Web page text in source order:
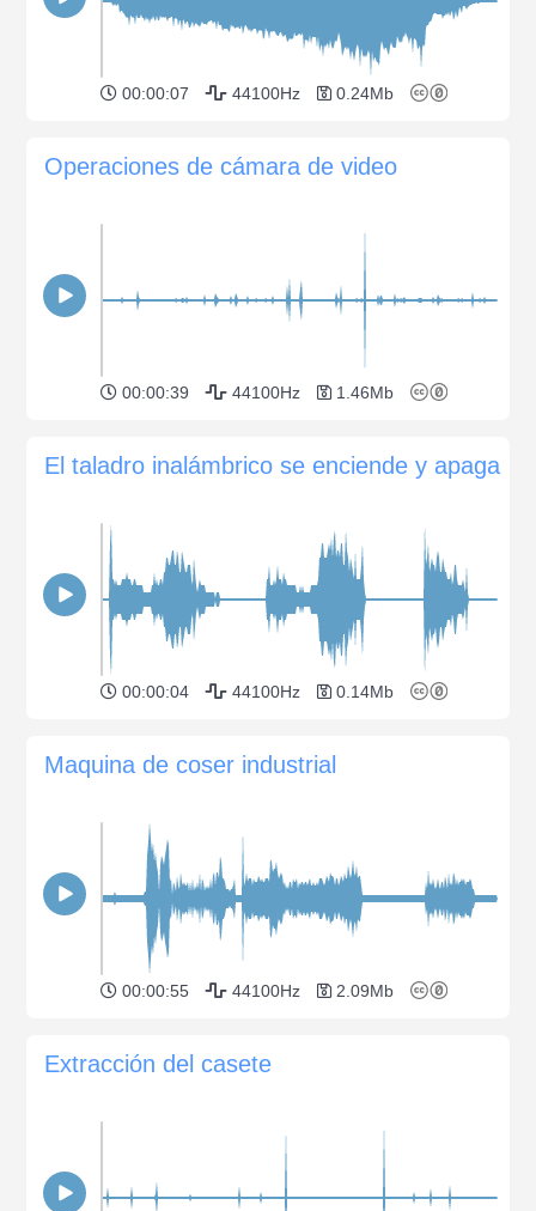
00:00:07 44100Hz 0.24Mb
Operaciones de cámara de video
00:00:39 44100Hz 1.46Mb
El taladro inalámbrico se enciende y apaga
00:00:04 44100Hz 0.14Mb
Maquina de coser industrial
00:00:55 44100Hz 2.09Mb
Extracción del casete